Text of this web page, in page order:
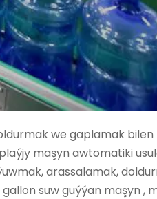
we gaplamak bilen
maşyn awtomatiki
arassalamak,
suw guýýan maşyn ,